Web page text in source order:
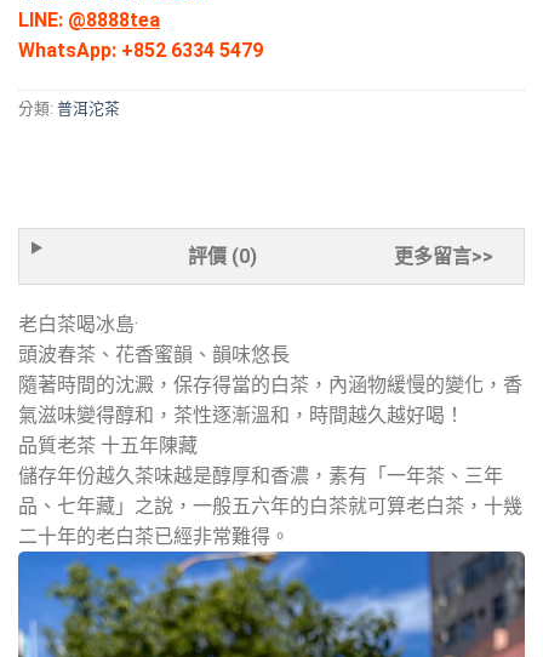
LINE: @8888tea
WhatsApp: +852 6334 5479
分類: 普洱沱茶
評價 (0) 更多留言>>
老白茶喝冰島·
頭波春茶、花香蜜韻、韻味悠長
隨著時間的沈澱，保存得當的白茶，內涵物緩慢的變化，香
氣滋味變得醇和，茶性逐漸溫和，時間越久越好喝！
品質老茶 十五年陳藏
儲存年份越久茶味越是醇厚和香濃，素有「一年茶、三年
品、七年藏」之說，一般五六年的白茶就可算老白茶，十幾
二十年的老白茶已經非常難得。